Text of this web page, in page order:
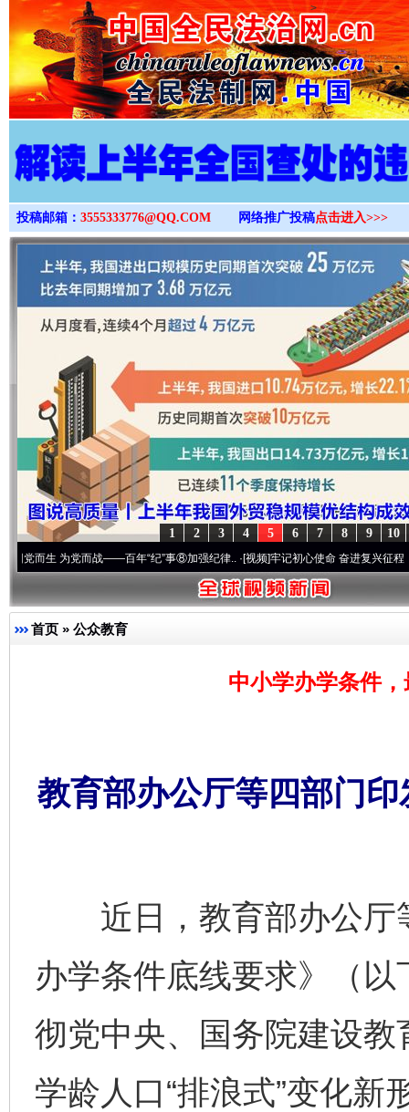
>
投稿邮箱： 3555333776@QQ.COM 网络推广投稿点击进入>>>
10
9
8
7
6
5
4
3
2
1
为党而战——百年“纪”事⑧加强纪律..·[视频]牢记初心使命 奋进复兴征程丨“转折之城
首页 » 公众教育
中小学办学条件
教育部办公厅等四部门
近日，教育部办公厅
办学条件底线要求》（
彻党中央、国务院建设
学龄人口“排浪式”变化